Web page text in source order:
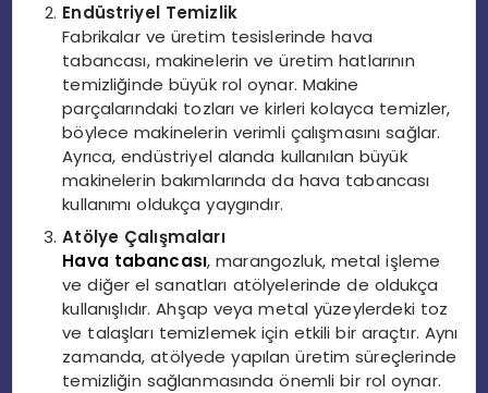
Endüstriyel Temizlik
Fabrikalar ve üretim tesislerinde hava
tabancası, makinelerin ve üretim hatlarının
temizliğinde büyük rol oynar. Makine
parçalarındaki tozları ve kirleri kolayca temizler,
böylece makinelerin verimli çalışmasını sağlar.
Ayrıca, endüstriyel alanda kullanılan büyük
makinelerin bakımlarında da hava tabancası
kullanımı oldukça yaygındır.
Atölye Çalışmaları
Hava tabancası, marangozluk, metal işleme
ve diğer el sanatları atölyelerinde de oldukça
kullanışlıdır. Ahşap veya metal yüzeylerdeki toz
ve talaşları temizlemek için etkili bir araçtır. Aynı
zamanda, atölyede yapılan üretim süreçlerinde
temizliğin sağlanmasında önemli bir rol oynar.